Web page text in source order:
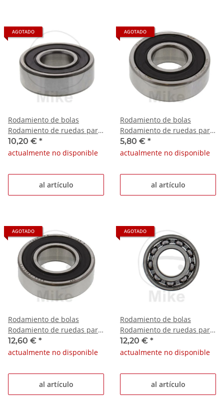
AGOTADO
Rodamiento de bolas
Rodamiento de ruedas para
Beta Evo 80 Junior Derbi GP1
250
10,20 € *
actualmente no disponible
al artículo
AGOTADO
Rodamiento de bolas
Rodamiento de ruedas para
BMW F 650 650 Kawasaki
GPZ 400 A
5,80 € *
actualmente no disponible
al artículo
AGOTADO
Rodamiento de bolas
Rodamiento de ruedas para
BMW G 650 Xcountry Gas
Gas EC 250
12,60 € *
actualmente no disponible
al artículo
AGOTADO
Rodamiento de bolas
Rodamiento de ruedas para
BMW R 1200 NineT
Kawasaki KL 250 A
12,20 € *
actualmente no disponible
al artículo